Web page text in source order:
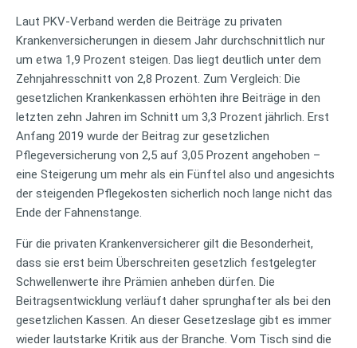
Laut PKV-Verband werden die Beiträge zu privaten
Krankenversicherungen in diesem Jahr durchschnittlich nur
um etwa 1,9 Prozent steigen. Das liegt deutlich unter dem
Zehnjahresschnitt von 2,8 Prozent. Zum Vergleich: Die
gesetzlichen Krankenkassen erhöhten ihre Beiträge in den
letzten zehn Jahren im Schnitt um 3,3 Prozent jährlich. Erst
Anfang 2019 wurde der Beitrag zur gesetzlichen
Pflegeversicherung von 2,5 auf 3,05 Prozent angehoben –
eine Steigerung um mehr als ein Fünftel also und angesichts
der steigenden Pflegekosten sicherlich noch lange nicht das
Ende der Fahnenstange.
Für die privaten Krankenversicherer gilt die Besonderheit,
dass sie erst beim Überschreiten gesetzlich festgelegter
Schwellenwerte ihre Prämien anheben dürfen. Die
Beitragsentwicklung verläuft daher sprunghafter als bei den
gesetzlichen Kassen. An dieser Gesetzeslage gibt es immer
wieder lautstarke Kritik aus der Branche. Vom Tisch sind die